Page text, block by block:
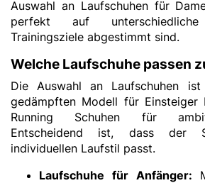
Auswahl an Laufschuhen für
perfekt auf
Trainingsziele abgestimmt sind.
Welche Laufschuhe passen
Die Auswahl an Laufschuhen
gedämpften Modell für
Running Schuhen für
Entscheidend ist, dass der
individuellen Laufstil passt.
Laufschuhe für Anfänger: